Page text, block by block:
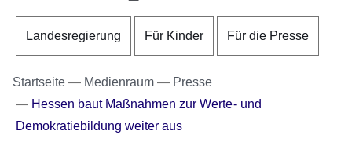
Landesregierung Für Kinder Für die Presse
Startseite Medienraum
Presse
Hessen baut Maßnahmen zur Werte- und
Demokratiebildung weiter aus